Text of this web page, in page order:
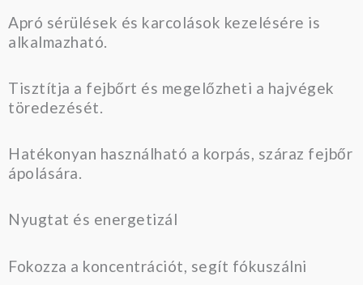
Apró sérülések és karcolások kezelésére is
alkalmazható.
Tisztítja a fejbőrt és megelőzheti a hajvégek
töredezését.
Hatékonyan használható a korpás, száraz fejbőr
ápolására.
Nyugtat és energetizál
Fokozza a koncentrációt, segít fókuszálni